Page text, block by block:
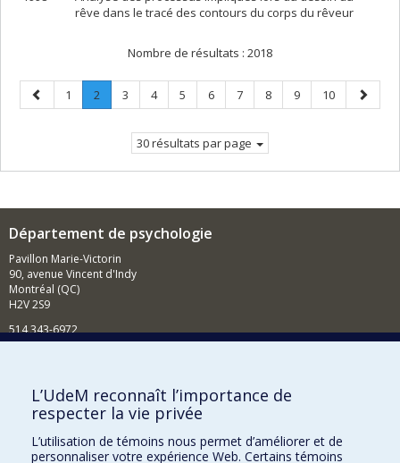
rêve dans le tracé des contours du corps du rêveur
Nombre de résultats : 2018
Page
précédente
Page
1 Page
2
Page
Page
3 Page
4 Page
5 Page
6 Page
7 Page
8 Page
9 Page
10
Page
30 résultats par page
Département de psychologie
Pavillon Marie-Victorin
90, avenue Vincent d'Indy
Montréal (QC)
H2V 2S9
514 343-6972
Comment soutenir le Département?
BESOIN D'AIDE?
Plan du site
L’UdeM reconnaît l’importance de
respecter la vie privée
L’utilisation de témoins nous permet d’améliorer et de
personnaliser votre expérience Web. Certains témoins